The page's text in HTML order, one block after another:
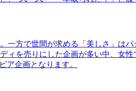
一方で世間が求める「美しさ」は
を売りにした企画が多い中、女
ア企画となります。